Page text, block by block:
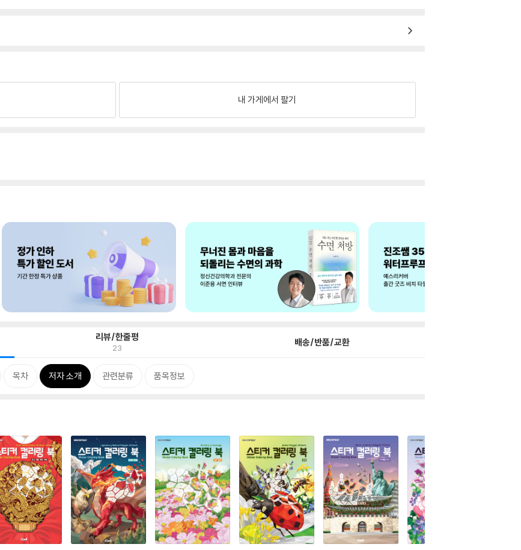
내 가게에서 팔기
리뷰/한줄평
23 배송/반품/교환
목차 저자 소개 관련분류 품목정보